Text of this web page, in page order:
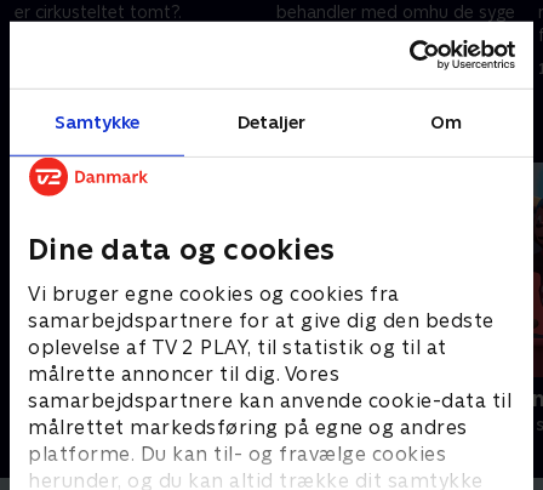
Samtykke Detaljer Om
Dine data og cookies
Vi bruger egne cookies og cookies fra
samarbejdspartnere for at give dig den bedste
oplevelse af TV 2 PLAY, til statistik og til at
målrette annoncer til dig. Vores
samarbejdspartnere kan anvende cookie-data til
målrettet markedsføring på egne og andres
platforme. Du kan til- og fravælge cookies
herunder, og du kan altid trække dit samtykke
er cirkusteltet tomt?.
behandler med omhu de syge
1. december 2020 • 5 min
Andre så også
Gurli Gris
Børneserier • 4 sæsoner
Rasmus
Børneserier • 3